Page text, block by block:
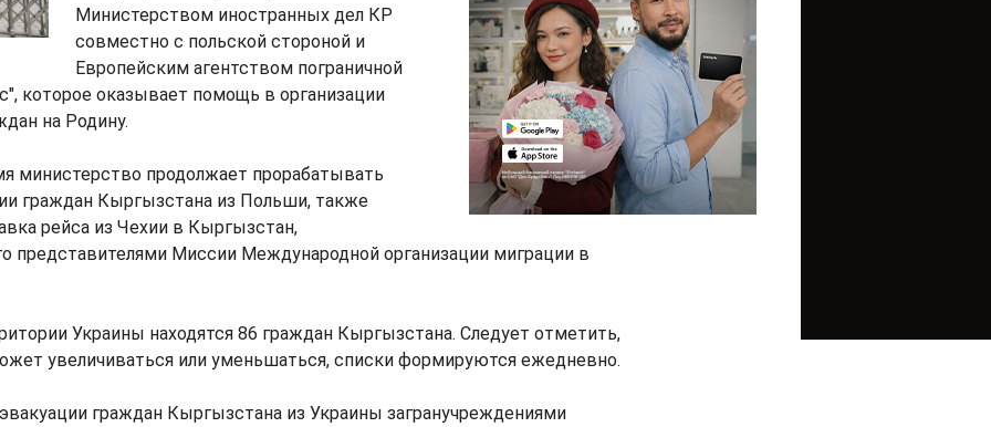
Министерством иностранных дел КР
совместно с польской стороной и
Европейским агентством пограничной
которое оказывает помощь в организации
на Родину.
министерство продолжает прорабатывать
граждан Кыргызстана из Польши, также
рейса из Чехии в Кыргызстан,
представителями Миссии Международной организации миграции в
Украины находятся 86 граждан Кыргызстана. Следует отметить,
увеличиваться или уменьшаться, списки формируются ежедневно.
граждан Кыргызстана из Украины загранучреждениями